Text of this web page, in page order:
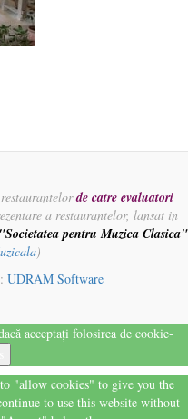
restaurantelorde catre evaluatori
a restaurantelor, lansat in
"Societatea pentru Muzica Clasica"
)
UDRAM Software
acceptați folosirea de cookie-
"allow cookies" to give you the
to use this website without